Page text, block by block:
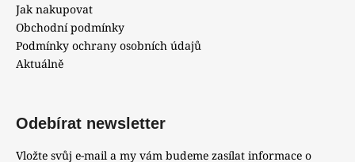
Jak nakupovat
Obchodní podmínky
Podmínky ochrany osobních údajů
Aktuálně
Odebírat newsletter
Vložte svůj e-mail a my vám budeme zasílat informace o